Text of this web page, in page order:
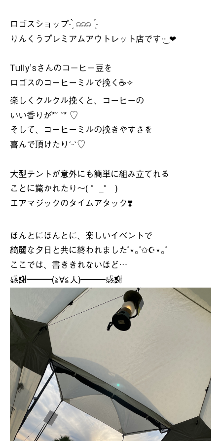
ロゴスショップ-̗̀ ☺︎☺︎☺︎ ̖́-
りんくうプレミアムアウトレット店です‪·͜· ❤︎
Tully'sさんのコーヒー豆を
ロゴスのコーヒーミルで挽く ☕️✧
楽しくクルクル挽くと、コーヒーの
いい香りが*˘ ˘* ♡
そして、コーヒーミルの挽きやすさを
喜んで頂けたりˊᵕˋ♡
大型テントが意外にも簡単に組み立てれる
ことに驚かれたり〜( °_° )
エアマジックのタイムアタック❣️
ほんとにほんとに、楽しいイベントで
綺麗な夕日と共に終われました˚⋆｡˚✩☪︎⋆｡˚
ここでは、書ききれないほど…
感謝━━━(≧∀≦ 人)━━━感謝